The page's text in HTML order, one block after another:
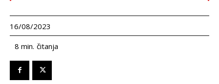
16/08/2023
8 min. čitanja